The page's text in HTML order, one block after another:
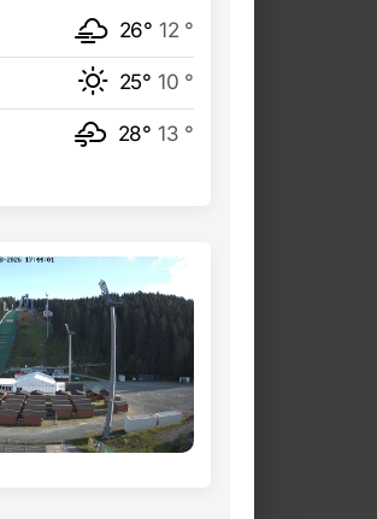
26° 12 °
25° 10 °
28° 13 °